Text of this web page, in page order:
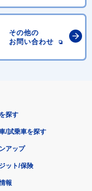
その他の
お問い合わせ
探す
/試乗車を探す
アップ
ット/保険
報